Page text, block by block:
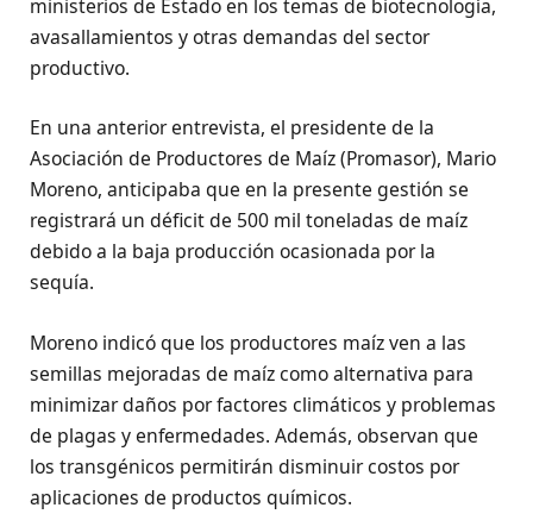
ministerios de Estado en los temas de biotecnología,
avasallamientos y otras demandas del sector
productivo.
En una anterior entrevista, el presidente de la
Asociación de Productores de Maíz (Promasor), Mario
Moreno, anticipaba que en la presente gestión se
registrará un déficit de 500 mil toneladas de maíz
debido a la baja producción ocasionada por la
sequía.
Moreno indicó que los productores maíz ven a las
semillas mejoradas de maíz como alternativa para
minimizar daños por factores climáticos y problemas
de plagas y enfermedades. Además, observan que
los transgénicos permitirán disminuir costos por
aplicaciones de productos químicos.